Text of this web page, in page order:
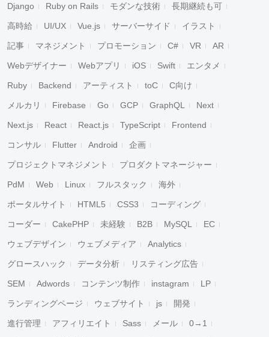
Django Ruby on Rails モダンな技術 長期継続も可
高時給 UI/UX Vue.js サーバーサイド イラスト
記事 マネジメント プロモーション C# VR AR
Webデザイナー Webアプリ iOS Swift エンタメ
Ruby Backend アーティスト toC C向け
メルカリ Firebase Go GCP GraphQL Next
Next.js React React.js TypeScript Frontend
コンサル Flutter Android 企画
プロジェクトマネジメント プロダクトマネージャー
PdM Web Linux フルスタック 海外
ポータルサイト HTML5 CSS3 コーディング
コーダー CakePHP 未経験 B2B MySQL EC
ウェブデザイン ウェブメディア Analytics
グロースハック データ分析 リスティング広告
SEM Adwords コンテンツ制作 instagram LP
ランディングページ ウェブサイト js 開発
進行管理 アフィリエイト Sass メール 0→1